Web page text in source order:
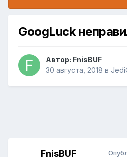
GoogLuck
Автор: FnisBUF
30 августа, 2018 в
FnisBUF